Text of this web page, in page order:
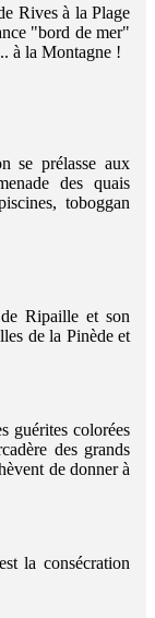
Rives à la Plage
"bord de mer"
à la Montagne !
se prélasse aux
des quais
toboggan
Ripaille et son
de la Pinède et
guérites colorées
des grands
de donner à
la consécration